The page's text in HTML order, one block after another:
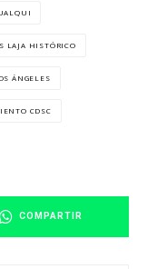
LAJA HISTÓRICO
ÁNGELES
CDSC
COMPARTIR